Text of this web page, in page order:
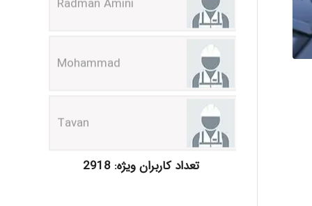
Mohammad
Tavan
akhtar shahsavandi
تعداد کاربران ویژه: 2918